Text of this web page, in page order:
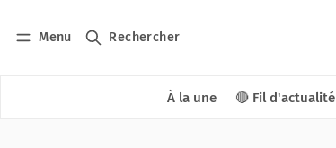
Menu Rechercher
À la une 🔴 Fil d'actualité